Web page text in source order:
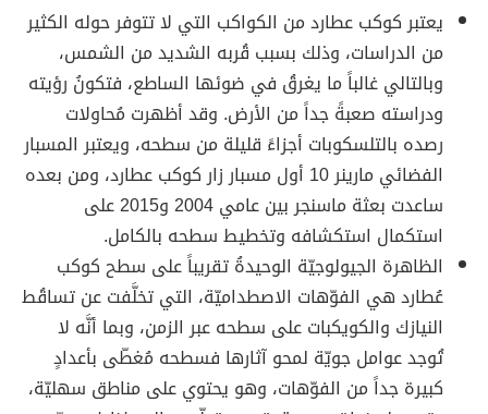
يعتبر كوكب عطارد من الكواكب التي لا تتوفر حوله الكثير
من الدراسات، وذلك بسبب قُربه الشديد من الشمس،
وبالتالي غالباً ما يغرقُ في ضوئها الساطع، فتكونُ رؤيته
ودراسته صعبةً جداً من الأرض. وقد أظهرت مُحاولات
رصده بالتلسكوبات أجزاءً قليلة من سطحه، ويعتبر المسبار
الفضائي مارينر 10 أول مسبار زار كوكب عطارد، ومن بعده
ساعدت بعثة ماسنجر بين عامي 2004 و2015 على
استكمال استكشافه وتخطيط سطحه بالكامل.
الظاهرة الجيولوجيّة الوحيدةُ تقريباً على سطح كوكب
عُطارد هي الفوّهات الاصطداميّة، التي تخلَّفت عن تساقُط
النيازك والكويكبات على سطحه عبر الزمن، وبما أنَّه لا
تُوجد عوامل جويّة لمحو آثارها فسطحه مُغطّى بأعدادٍ
كبيرة جداً من الفوّهات، وهو يحتوي على مناطق سهليّة،